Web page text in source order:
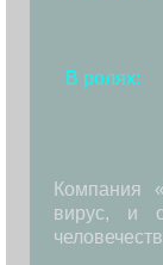
В ролях:
Компания
вирус, и